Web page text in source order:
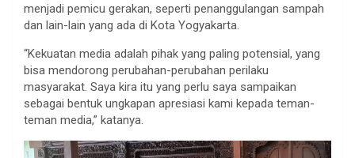
menjadi pemicu gerakan, seperti penanggulangan sampah
dan lain-lain yang ada di Kota Yogyakarta.
“Kekuatan media adalah pihak yang paling potensial, yang
bisa mendorong perubahan-perubahan perilaku
masyarakat. Saya kira itu yang perlu saya sampaikan
sebagai bentuk ungkapan apresiasi kami kepada teman-
teman media,” katanya.